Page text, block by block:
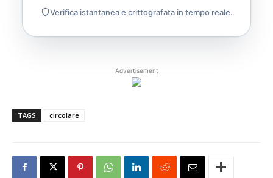
Verifica istantanea e crittografata in tempo reale.
Advertisement
TAGS circolare